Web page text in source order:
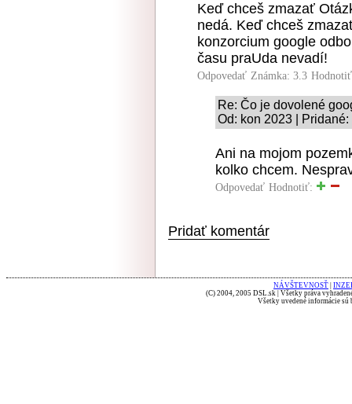
Keď chceš zmazať
nedá. Keď chceš
konzorcium google
času praUda nevadí!
Odpovedať Známka: 3.3
Re: Čo je dovolené
Od: kon 2023 |
Ani na mojom
kolko chcem.
Odpovedať Hodnotiť:
Pridať komentár
NÁVŠTEVNOSŤ
(C) 2004, 2005 DSL.sk | Všetky práva
Všetky uvedené informácie sú